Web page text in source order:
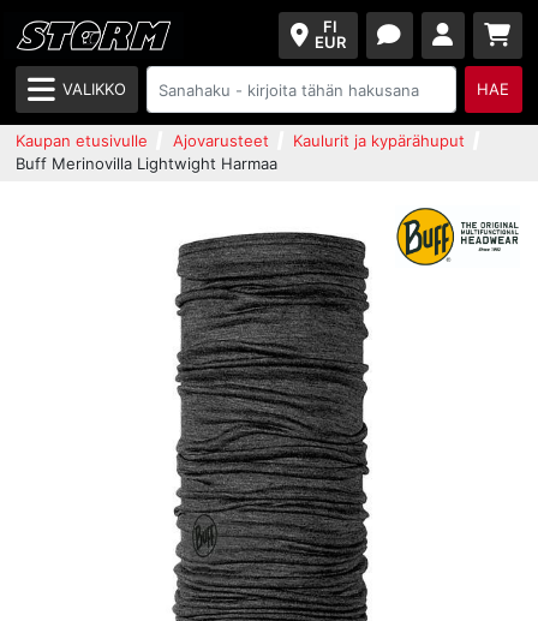
FI
EUR
VALIKKO HAE
Kaupan etusivulle Ajovarusteet
Kaulurit ja kypärähuput
Buff Merinovilla Lightwight Harmaa